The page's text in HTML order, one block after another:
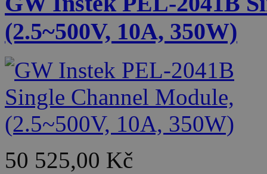
(2.5~500V, 10A, 350W)
50 525,00 Kč